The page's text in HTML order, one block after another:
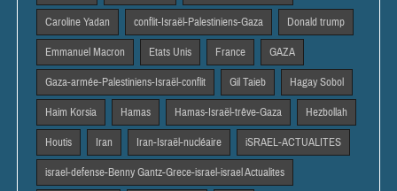
Caroline Yadan conflit-Israël-Palestiniens-Gaza Donald trump
Emmanuel Macron Etats Unis France GAZA
Gaza-armée-Palestiniens-Israël-conflit Gil Taieb Hagay Sobol
Haim Korsia Hamas Hamas-Israël-trêve-Gaza Hezbollah
Houtis Iran Iran-Israël-nucléaire iSRAEL-ACTUALITES
israel-defense-Benny Gantz-Grece-israel-israel Actualites